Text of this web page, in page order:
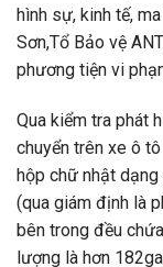
hình sự, kinh tế,
Sơn,Tổ Bảo vệ
phương tiện vi
Qua kiểm tra phát
chuyển trên xe ô
hộp chữ nhật
(qua giám định là
bên trong đều
lượng là hơn